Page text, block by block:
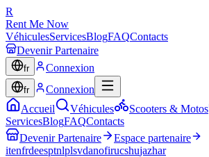
R
Rent Me Now
VéhiculesServicesBlogFAQContacts
Devenir Partenaire
fr Connexion
fr
Connexion
Accueil
Véhicules Scooters & Motos
ServicesBlogFAQContacts
Devenir Partenaire
Espace partenaire
itenfrdeesptnlplsvdanofirucshujazhar